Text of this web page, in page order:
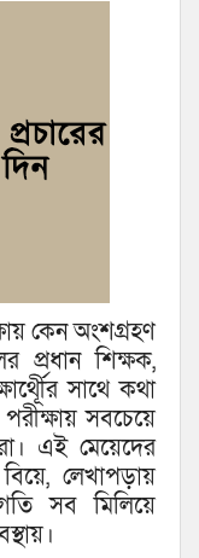
কেন অংশগ্রহণ
প্রধান শিক্ষক,
সাথে কথা
সবচেয়ে
এই মেয়েদের
লেখাপড়ায়
সব মিলিয়ে